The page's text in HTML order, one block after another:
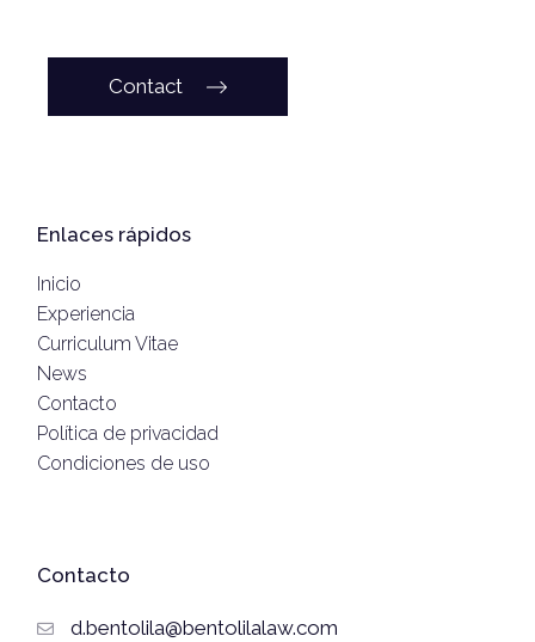
Contact
Enlaces rápidos
Inicio
Experiencia
Curriculum Vitae
News
Contacto
Política de privacidad
Condiciones de uso
Contacto
d.bentolila@bentolilalaw.com